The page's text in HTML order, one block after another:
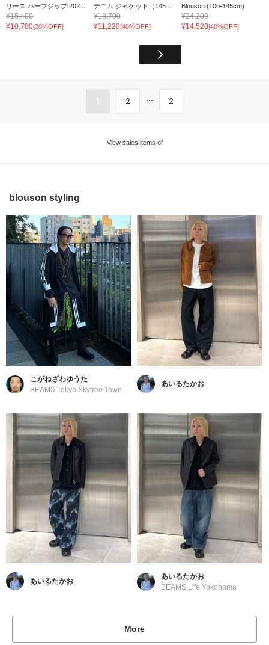
リース ハーフジップ 202...
¥15,400
¥10,780[30%OFF]
デニム ジャケット（145...
¥18,700
¥11,220[40%OFF]
Blouson (100-145cm)
¥24,200
¥14,520[40%OFF]
1 2 ... 2
View sales items of
blouson styling
こがねざわゆうた
BEAMS Tokyo Skytree Town
あいるたかお
あいるたかお
あいるたかお
BEAMS Life Yokohama
More